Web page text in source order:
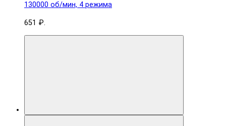
130000 об/мин, 4 режима
651 ₽.